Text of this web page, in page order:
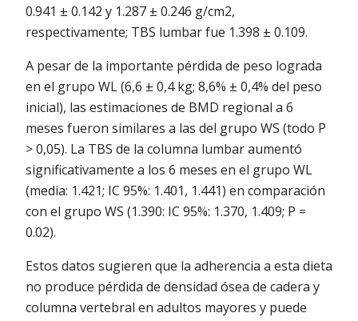
0.941 ± 0.142 y 1.287 ± 0.246 g/cm2,
respectivamente; TBS lumbar fue 1.398 ± 0.109.
A pesar de la importante pérdida de peso lograda
en el grupo WL (6,6 ± 0,4 kg; 8,6% ± 0,4% del peso
inicial), las estimaciones de BMD regional a 6
meses fueron similares a las del grupo WS (todo P
> 0,05). La TBS de la columna lumbar aumentó
significativamente a los 6 meses en el grupo WL
(media: 1.421; IC 95%: 1.401, 1.441) en comparación
con el grupo WS (1.390: IC 95%: 1.370, 1.409; P =
0.02).
Estos datos sugieren que la adherencia a esta dieta
no produce pérdida de densidad ósea de cadera y
columna vertebral en adultos mayores y puede